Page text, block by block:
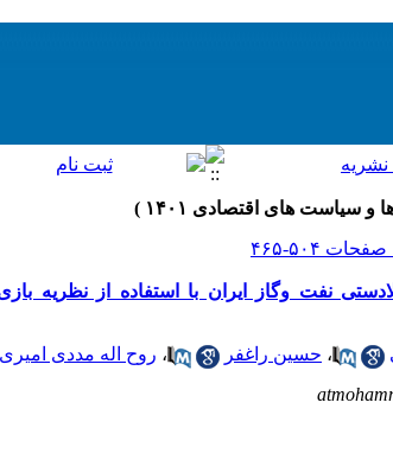
نفت وگاز ایران با استفاده از نظریه
، حسین راغفر ، روح اله مددی امیری